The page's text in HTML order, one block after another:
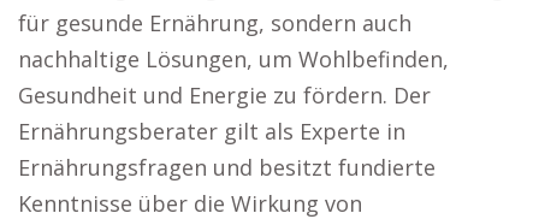
für gesunde Ernährung, sondern auch
nachhaltige Lösungen, um Wohlbefinden,
Gesundheit und Energie zu fördern. Der
Ernährungsberater gilt als Experte in
Ernährungsfragen und besitzt fundierte
Kenntnisse über die Wirkung von